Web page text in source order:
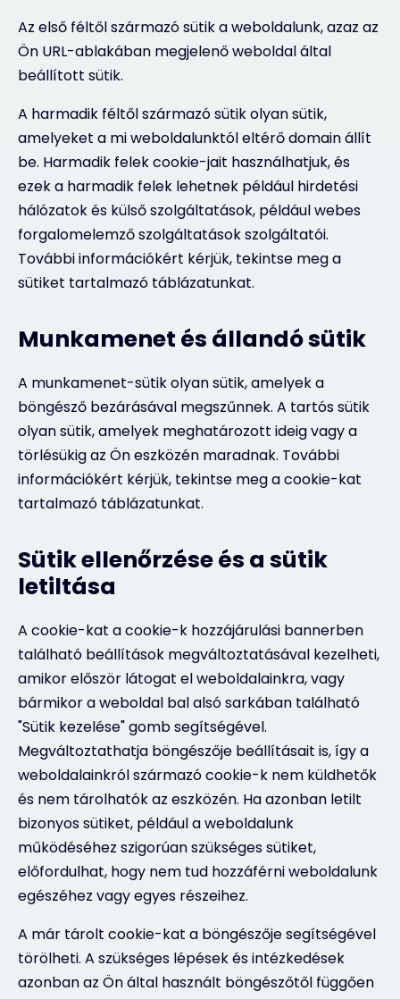
Az első féltől származó sütik a weboldalunk, azaz az
Ön URL-ablakában megjelenő weboldal által
beállított sütik.
A harmadik féltől származó sütik olyan sütik,
amelyeket a mi weboldalunktól eltérő domain állít
be. Harmadik felek cookie-jait használhatjuk, és
ezek a harmadik felek lehetnek például hirdetési
hálózatok és külső szolgáltatások, például webes
forgalomelemző szolgáltatások szolgáltatói.
További információkért kérjük, tekintse meg a
sütiket tartalmazó táblázatunkat.
Munkamenet és állandó sütik
A munkamenet-sütik olyan sütik, amelyek a
böngésző bezárásával megszűnnek. A tartós sütik
olyan sütik, amelyek meghatározott ideig vagy a
törlésükig az Ön eszközén maradnak. További
információkért kérjük, tekintse meg a cookie-kat
tartalmazó táblázatunkat.
Sütik ellenőrzése és a sütik
letiltása
A cookie-kat a cookie-k hozzájárulási bannerben
található beállítások megváltoztatásával kezelheti,
amikor először látogat el weboldalainkra, vagy
bármikor a weboldal bal alsó sarkában található
"Sütik kezelése" gomb segítségével.
Megváltoztathatja böngészője beállításait is, így a
weboldalainkról származó cookie-k nem küldhetők
és nem tárolhatók az eszközén. Ha azonban letilt
bizonyos sütiket, például a weboldalunk
működéséhez szigorúan szükséges sütiket,
előfordulhat, hogy nem tud hozzáférni weboldalunk
egészéhez vagy egyes részeihez.
A már tárolt cookie-kat a böngészője segítségével
törölheti. A szükséges lépések és intézkedések
azonban az Ön által használt böngészőtől függően